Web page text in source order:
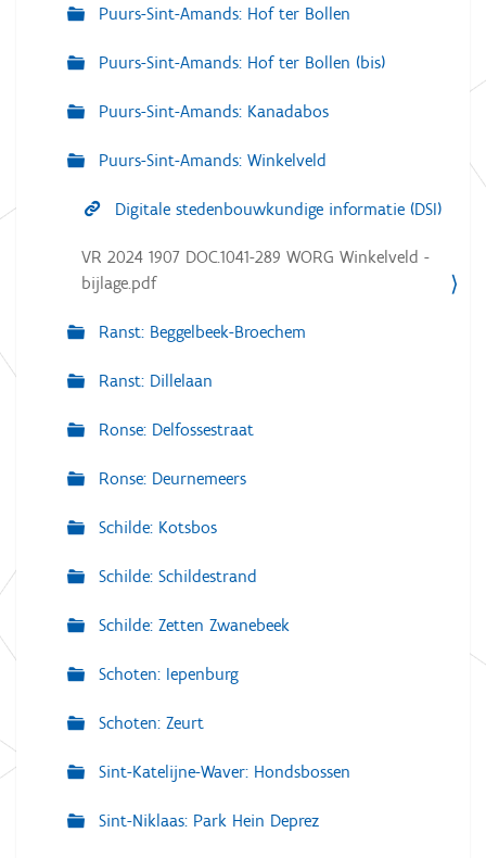
Puurs-Sint-Amands: Hof ter Bollen
Puurs-Sint-Amands: Hof ter Bollen (bis)
Puurs-Sint-Amands: Kanadabos
Puurs-Sint-Amands: Winkelveld
Digitale stedenbouwkundige informatie (DSI)
VR 2024 1907 DOC.1041-289 WORG Winkelveld -
bijlage.pdf
Ranst: Beggelbeek-Broechem
Ranst: Dillelaan
Ronse: Delfossestraat
Ronse: Deurnemeers
Schilde: Kotsbos
Schilde: Schildestrand
Schilde: Zetten Zwanebeek
Schoten: Iepenburg
Schoten: Zeurt
Sint-Katelijne-Waver: Hondsbossen
Sint-Niklaas: Park Hein Deprez